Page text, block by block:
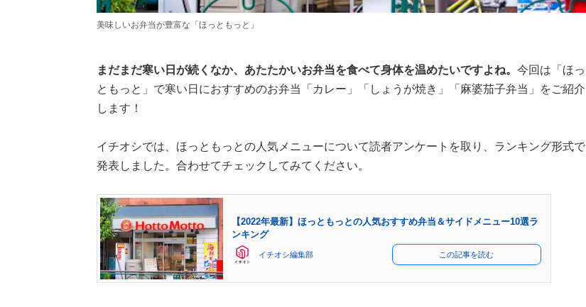
美味しいお弁当が豊富な「ほっともっと」
まだまだ寒い日が続くなか、あたたかいお弁当を食べて身体を温めたいですよね。 今回は「ほっ
ともっと」で寒い日におすすめのお弁当「カレー」「しょうが焼き」「麻婆茄子弁当」をご紹介
します！
イチオシでは、ほっともっとの人気メニューについて読者アンケートを取り、ランキング形式で
発表しました。合わせてチェックしてみてください。
【2022年最新】ほっともっとの人気おすすめ弁当＆サイドメニュー10選ラ
ンキング
イチオシ編集部 この記事を読む